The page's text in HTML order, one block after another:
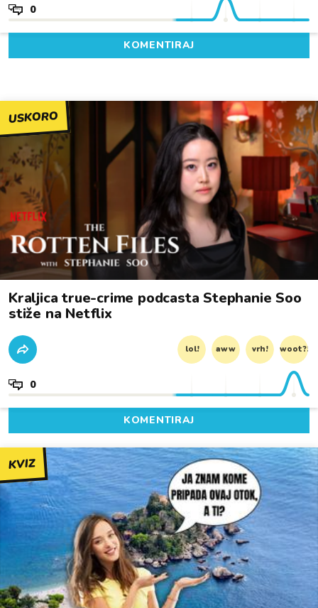
0
KOMENTIRAJ
USKORO
Kraljica true-crime podcasta Stephanie Soo
stiže na Netflix
lol! aww vrh! woot?!
0
KOMENTIRAJ
KVIZ